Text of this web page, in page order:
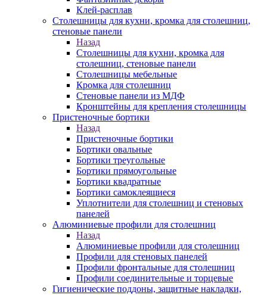
Клей-расплав
Столешницы для кухни, кромка для столешниц,
стеновые панели
Назад
Столешницы для кухни, кромка для
столешниц, стеновые панели
Столешницы мебельные
Кромка для столешниц
Стеновые панели из МДФ
Кронштейны для крепления столешницы
Пристеночные бортики
Назад
Пристеночные бортики
Бортики овальные
Бортики треугольные
Бортики прямоугольные
Бортики квадратные
Бортики самоклеящиеся
Уплотнители для столешниц и стеновых
панелей
Алюминиевые профили для столешниц
Назад
Алюминиевые профили для столешниц
Профили для стеновых панелей
Профили фронтальные для столешниц
Профили соединительные и торцевые
Гигиенические поддоны, защитные накладки,